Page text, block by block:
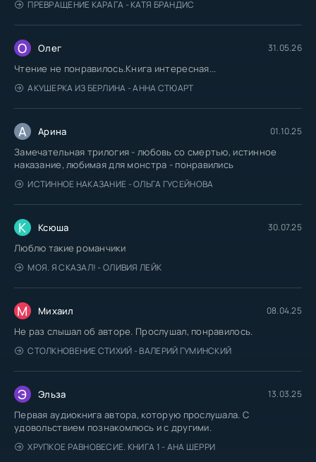
ПРЕВРАЩЕНИЕ КАРАГА - КАТЯ БРАНДИС
О Олег 31.05.26
Чтение не понравилось.Книга интересная...
АКУШЕРКА ИЗ БЕРЛИНА - АННА СТЮАРТ
А Арина 01.10.25
Замечательная трилогия - любовь со смертью, истинное
наказание, любимая для монстра - понравились
ИСТИННОЕ НАКАЗАНИЕ - ОЛЬГА ГУСЕЙНОВА
К Ксюша 30.07.25
Люблю такие романчики
МОЯ. Я СКАЗАЛ! - ОЛИВИЯ ЛЕЙК
М Михаил 08.04.25
Не раз слышал об авторе. Прослушал, понравилось.
СТОЛКНОВЕНИЕ СТИХИЙ - ВАЛЕРИЙ ГУМИНСКИЙ
Э Эльза 13.03.25
Первая аудиокнига автора, которую прослушала. С
удовольствием познакомлюсь и с другими.
ХРУПКОЕ РАВНОВЕСИЕ. КНИГА 1 - АНА ШЕРРИ
04_01_11
04_02_01
04_02_02
04_02_03
04_02_04
04_02_07
04_02_09
04_02_10
04_02_11
04_02_12